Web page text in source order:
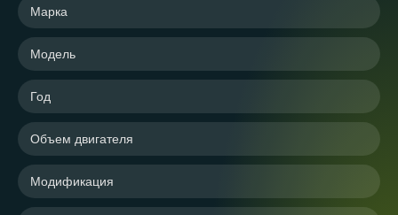
Марка
Модель
Год
Объем двигателя
Модификация